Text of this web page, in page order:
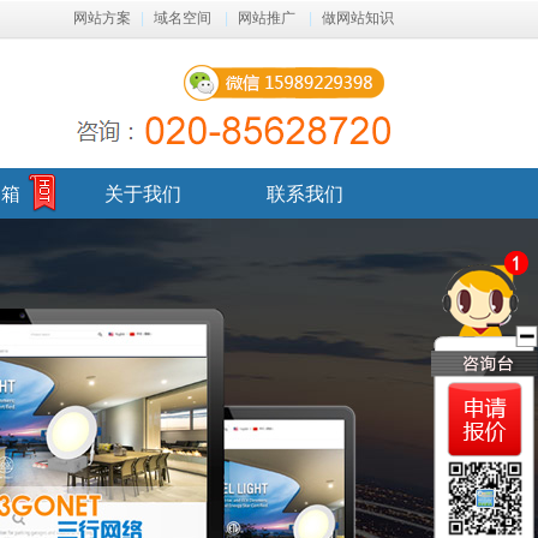
做网站知识
网站推广
域名空间
网站方案
关于我们 联系我们